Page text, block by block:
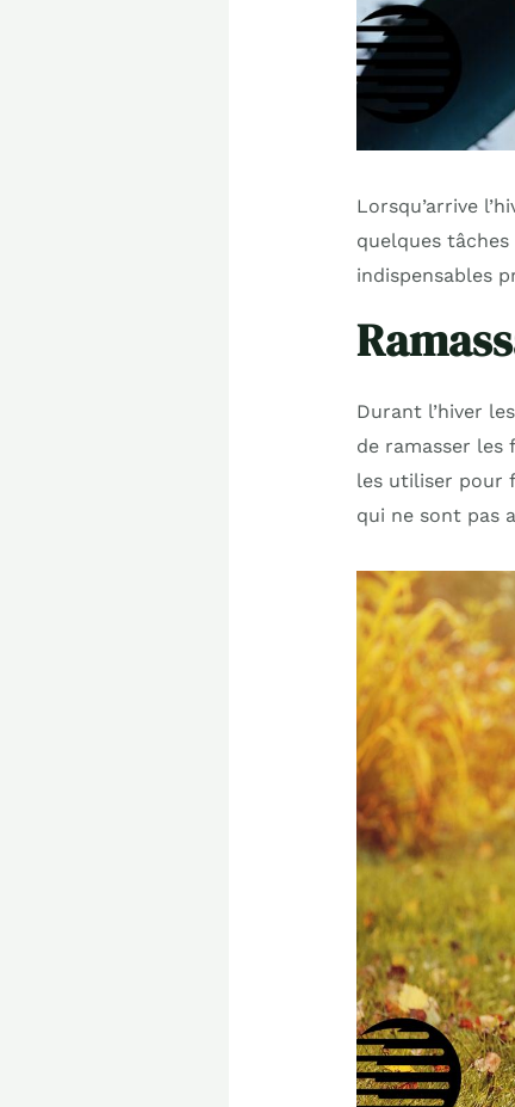
Lorsqu’arrive
quelques
indispensables
Durant l’hiver
de ramasser les
les utiliser pour
qui ne sont pas